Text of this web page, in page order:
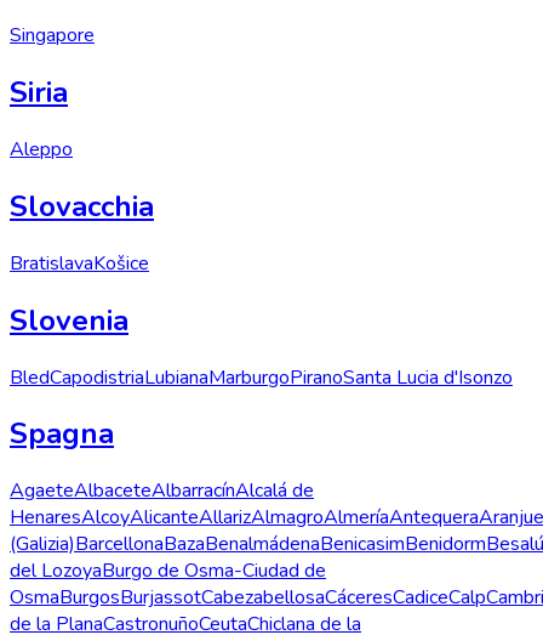
Singapore
Siria
Aleppo
Slovacchia
BratislavaKošice
Slovenia
BledCapodistriaLubianaMarburgoPiranoSanta Lucia d'Isonzo
Spagna
AgaeteAlbaceteAlbarracínAlcalá de
HenaresAlcoyAlicanteAllarizAlmagroAlmeríaAntequera
(Galizia)BarcellonaBazaBenalmádenaBenicasimBenidormBesalú
del LozoyaBurgo de Osma-Ciudad de
OsmaBurgosBurjassotCabezabellosaCáceresCadiceCalp
de la PlanaCastronuñoCeutaChiclana de la